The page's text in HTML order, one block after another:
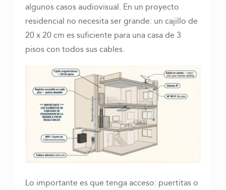
algunos casos audiovisual. En un proyecto
residencial no necesita ser grande: un cajillo de
20 x 20 cm es suficiente para una casa de 3
pisos con todos sus cables.
Lo importante es que tenga acceso: puertitas o